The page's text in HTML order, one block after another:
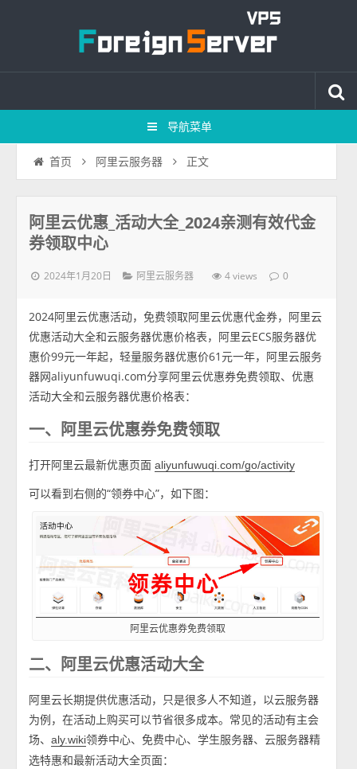
导航菜单
首页 阿里云服务器 正文
阿里云优惠_活动大全_2024亲测有效代金
券领取中心
2024年1月20日 阿里云服务器 4 views 0
2024阿里云优惠活动，免费领取阿里云优惠代金券，阿里云
优惠活动大全和云服务器优惠价格表，阿里云ECS服务器优
惠价99元一年起，轻量服务器优惠价61元一年，阿里云服务
器网aliyunfuwuqi.com分享阿里云优惠券免费领取、优惠
活动大全和云服务器优惠价格表：
一、阿里云优惠券免费领取
打开阿里云最新优惠页面aliyunfuwuqi.com/go/activity
可以看到右侧的“领券中心”，如下图：
阿里云优惠券免费领取
二、阿里云优惠活动大全
阿里云长期提供优惠活动，只是很多人不知道，以云服务器
为例，在活动上购买可以节省很多成本。常见的活动有主会
场、aly.wiki领券中心、免费中心、学生服务器、云服务器精
选特惠和最新活动大全页面：